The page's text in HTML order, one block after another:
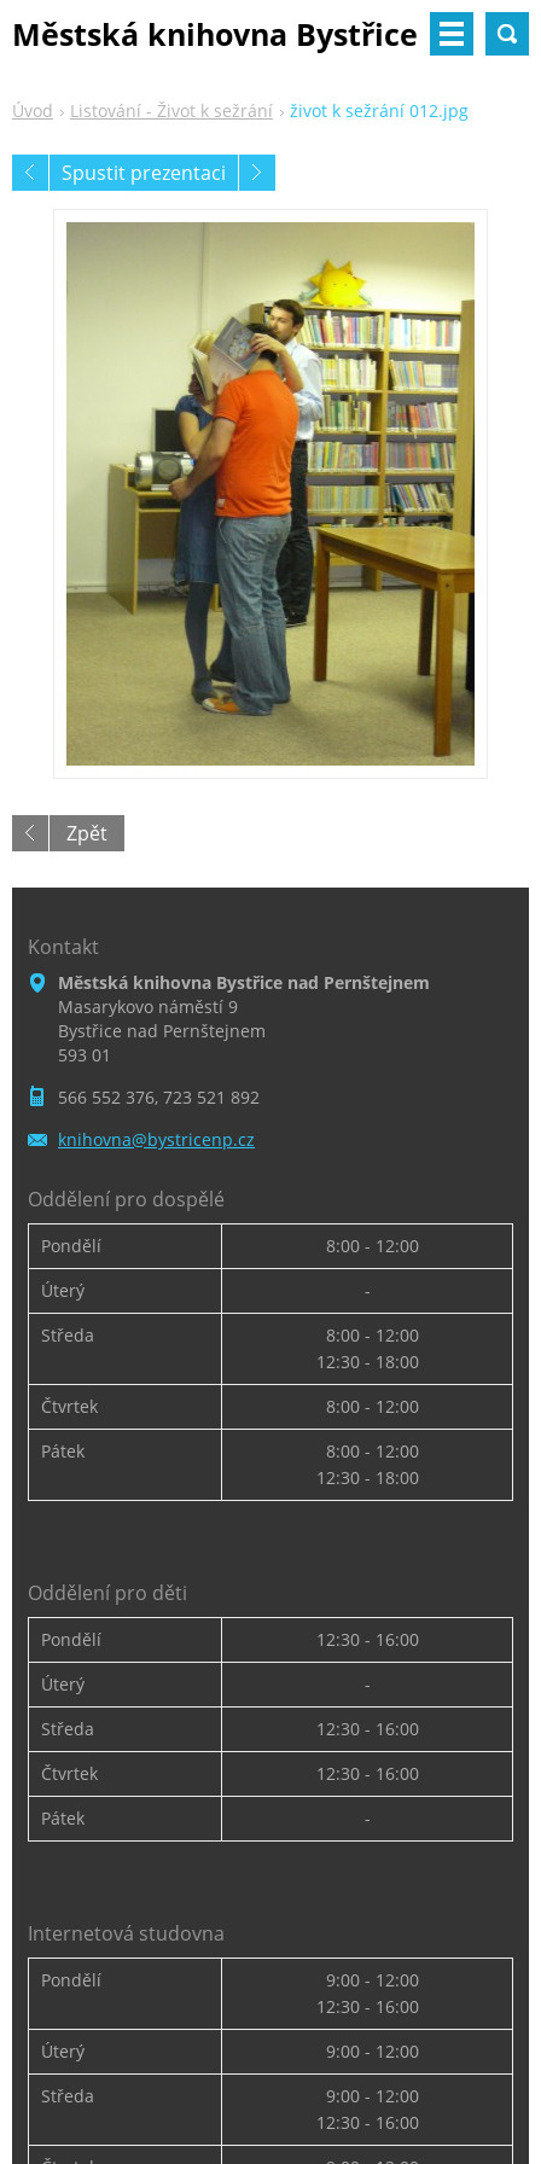
Městská knihovna Bystřice
Úvod Listování - Život k sežrání život k sežrání 012.jpg
Spustit prezentaci
Zpět
Kontakt
Městská knihovna Bystřice nad Pernštejnem
Masarykovo náměstí 9
Bystřice nad Pernštejnem
593 01
566 552 376, 723 521 892
knihovna@bystricenp.cz
Oddělení pro dospělé
Pondělí
8:00 - 12:00
Úterý
-
Středa
8:00 - 12:00
12:30 - 18:00
Čtvrtek
8:00 - 12:00
Pátek
8:00 - 12:00
12:30 - 18:00
Oddělení pro děti
Pondělí
12:30 - 16:00
Úterý
-
Středa
12:30 - 16:00
Čtvrtek
12:30 - 16:00
Pátek
-
Internetová studovna
Pondělí
9:00 - 12:00
12:30 - 16:00
Úterý
9:00 - 12:00
Středa
9:00 - 12:00
12:30 - 16:00